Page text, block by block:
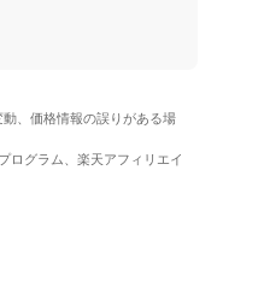
、価格情報の誤りがある場
ログラム、楽天アフィリエイ